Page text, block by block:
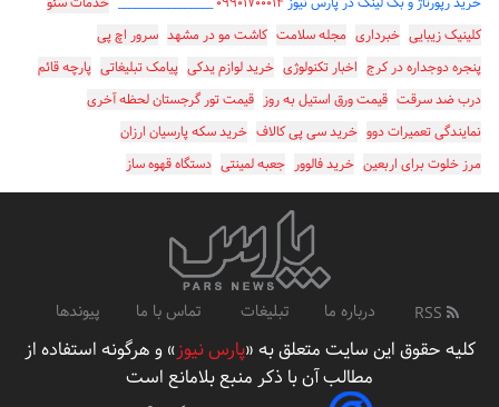
کلینیک زیبایی خبرداری مجله سلامت کاشت مو در مشهد سرور اچ پی
پنجره دوجداره در کرج اخبار تکنولوژی خرید لوازم یدکی پیامک تبلیغاتی پارچه قائم
درب ضد سرقت قیمت ورق استیل به روز قیمت تور گرجستان لحظه آخری
نمایندگی تعمیرات دوو خرید سی پی کالاف خرید سکه پارسیان ارزان
مرز خلوت برای اربعین خرید فالوور جعبه لمینتی دستگاه قهوه ساز
درباره ما تبلیغات تماس با ما پیوندها
کلیه حقوق این سایت متعلق به «پارس نیوز» و هرگونه استفاده از
مطالب آن با ذکر منبع بلامانع است